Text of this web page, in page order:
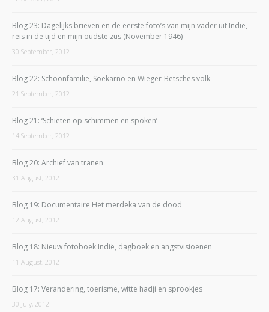
Blog 23: Dagelijks brieven en de eerste foto’s van mijn vader uit Indië,
reis in de tijd en mijn oudste zus (November 1946)
30 September, 2012
Blog 22: Schoonfamilie, Soekarno en Wieger-Betsches volk
21 September, 2012
Blog 21: ‘Schieten op schimmen en spoken’
14 September, 2012
Blog 20: Archief van tranen
31 August, 2012
Blog 19: Documentaire Het merdeka van de dood
12 August, 2012
Blog 18: Nieuw fotoboek Indië, dagboek en angstvisioenen
11 August, 2012
Blog 17: Verandering, toerisme, witte hadji en sprookjes
30 July, 2012